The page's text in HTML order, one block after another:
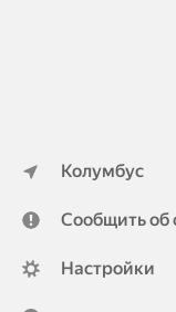
Колумбус
Сообщить об
Настройки